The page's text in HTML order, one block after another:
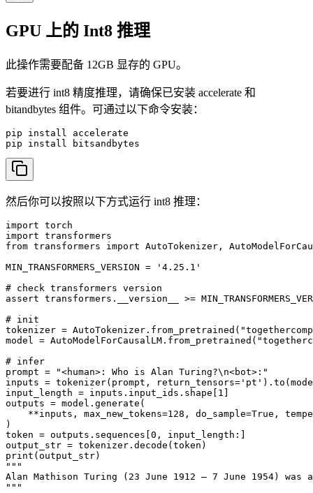
GPU 上的 Int8 推理
此操作需要配备 12GB 显存的 GPU。
若要进行 int8 精度推理，请确保已安装 accelerate 和
bitandbytes 组件。可通过以下命令安装：
pip install accelerate
pip install bitsandbytes
然后你可以按照以下方式运行 int8 推理：
import torch
import transformers
from transformers import AutoTokenizer,
MIN_TRANSFORMERS_VERSION = '4.25.1'
# check transformers version
assert transformers.__version__ >=
# init
tokenizer =
model =
# infer
prompt = "<human>: Who is Alan Turing?\n<bot>:"
inputs = tokenizer(prompt,
input_length = inputs.input_ids.shape[1]
outputs = model.generate(
**inputs, max_new_tokens=128, do_sample=True,
)
token = outputs.sequences[0, input_length:]
output_str = tokenizer.decode(token)
print(output_str)
"""
Alan Mathison Turing (23 June 1912 – 7 June 1954)
"""